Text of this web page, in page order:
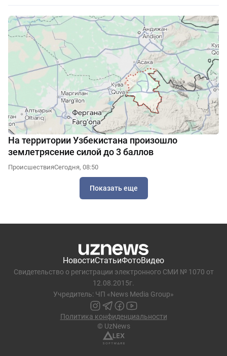
На территории Узбекистана произошло
землетрясение силой до 3 баллов
ПроисшествияСегодня, 08:50
Показать еще
НовостиСтатьиФотоВидео
Свидетельство о регистрации электронного СМИ № 1070 от
12.08.2015г.
Учредитель: ЧП «News Media Group»
Политика конфиденциальности
© UzNews